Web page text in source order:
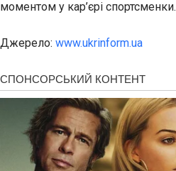
моментом у кар’єрі спортсменки.
Джерело: www.ukrinform.ua